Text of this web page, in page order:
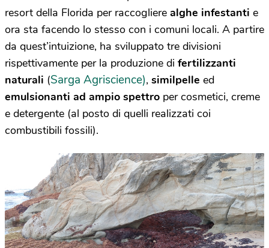
resort della Florida per raccogliere alghe infestanti e
ora sta facendo lo stesso con i comuni locali. A partire
da quest’intuizione, ha sviluppato tre divisioni
rispettivamente per la produzione di fertilizzanti
naturali (Sarga Agriscience), similpelle ed
emulsionanti ad ampio spettro per cosmetici, creme
e detergente (al posto di quelli realizzati coi
combustibili fossili).